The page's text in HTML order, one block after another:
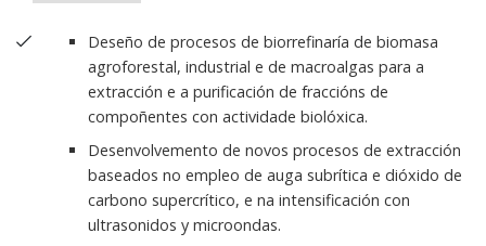
Deseño de procesos de biorrefinaría de biomasa
agroforestal, industrial e de macroalgas para a
extracción e a purificación de fraccións de
compoñentes con actividade biolóxica.
Desenvolvemento de novos procesos de extracción
baseados no empleo de auga subrítica e dióxido de
carbono supercrítico, e na intensificación con
ultrasonidos y microondas.